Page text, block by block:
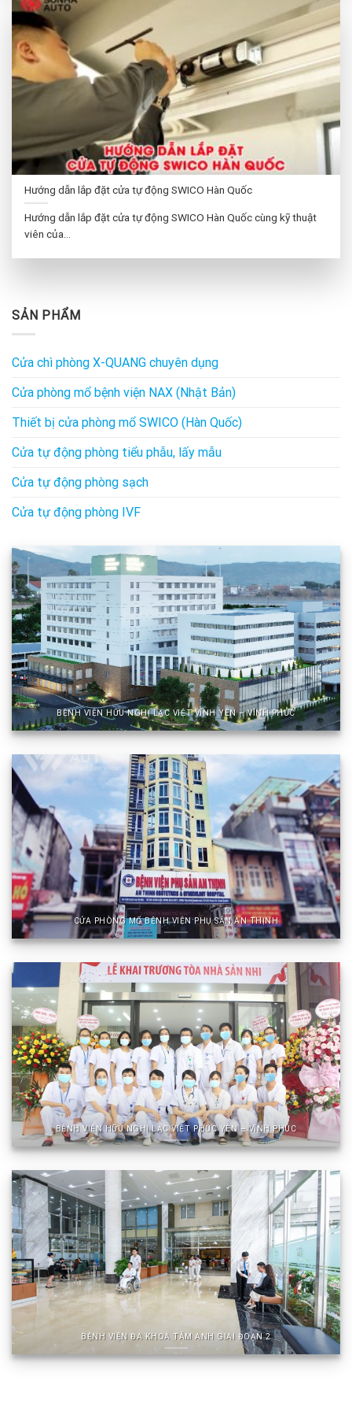
SẢN PHẨM
Cửa chì phòng X-QUANG chuyên dụng
Cửa phòng mổ bệnh viện NAX (Nhật Bản)
Thiết bị cửa phòng mổ SWICO (Hàn Quốc)
Cửa tự động phòng tiểu phẫu, lấy mẫu
Cửa tự động phòng sạch
Cửa tự động phòng IVF
BỆNH VIỆN HỮU NGHỊ LẠC VIỆT VĨNH YÊN – VĨNH PHÚC
CỬA PHÒNG MỔ BỆNH VIỆN PHỤ SẢN AN THỊNH
BỆNH VIỆN HỮU NGHỊ LẠC VIỆT PHÚC YÊN – VĨNH PHÚC
BỆNH VIỆN ĐA KHOA TÂM ANH GIAI ĐOẠN 2
Hướng dẫn lắp đặt cửa tự động SWICO Hàn Quốc
Hướng dẫn lắp đặt cửa tự động SWICO Hàn Quốc cùng kỹ thuật
viên của...